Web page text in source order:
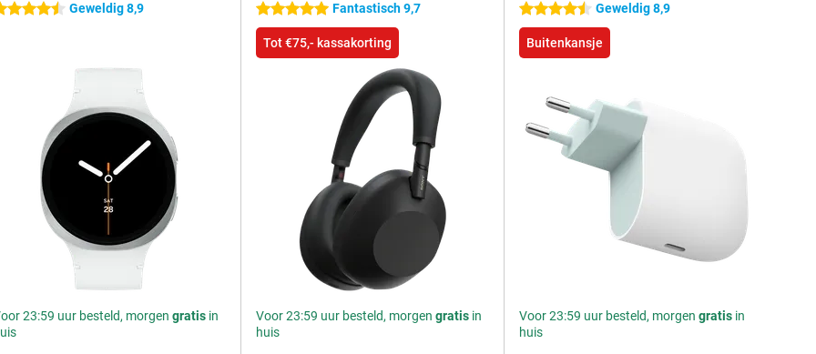
sterren Geweldig 8,9
23:59 uur besteld, morgen gratis in
5 sterren Fantastisch 9,7
Tot €75,- kassakorting
Voor 23:59 uur besteld, morgengratis in
huis
4.5 sterren Geweldig 8,9
Buitenkansje
Voor 23:59 uur besteld, morgengratis in
huis